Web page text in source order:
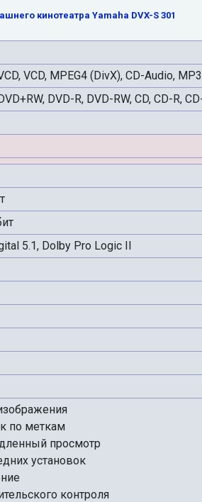
кинотеатра Yamaha DVX-S 301
VCD, MPEG4 (DivX), CD-Audio,
DVD-R, DVD-RW, CD, CD-R,
5.1, Dolby Pro Logic II
по меткам
просмотр
установок
контроля